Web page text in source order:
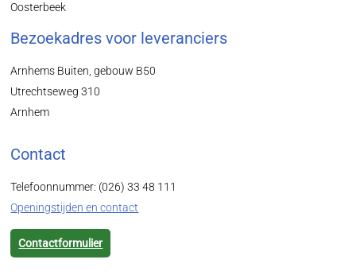
Oosterbeek
Bezoekadres voor leveranciers
Arnhems Buiten, gebouw B50
Utrechtseweg 310
Arnhem
Contact
Telefoonnummer: (026) 33 48 111
Openingstijden en contact
Contactformulier